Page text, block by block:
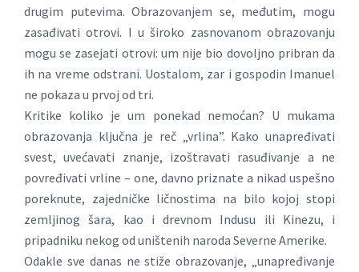
drugim putevima. Obrazovanjem se, međutim, mogu
zasađivati otrovi. I u široko zasnovanom obrazovanju
mogu se zasejati otrovi: um nije bio dovoljno pribran da
ih na vreme odstrani. Uostalom, zar i gospodin Imanuel
ne pokaza u prvoj od tri.
Kritike koliko je um ponekad nemoćan? U mukama
obrazovanja ključna je reč „vrlina”. Kako unapređivati
svest, uvećavati znanje, izoštravati rasuđivanje a ne
povređivati vrline – one, davno priznate a nikad uspešno
poreknute, zajedničke ličnostima na bilo kojoj stopi
zemljinog šara, kao i drevnom Indusu ili Kinezu, i
pripadniku nekog od uništenih naroda Severne Amerike.
Odakle sve danas ne stiže obrazovanje, „unapređivanje